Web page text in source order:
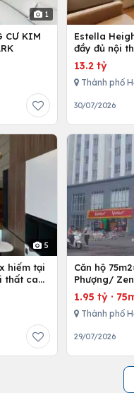
1
CƯ KIM
Estella
đầy đủ nội
13.2 tỷ
Thành phố
30/07/2026
5
hiếm tại
thất cao
Căn hộ
Phượng/
12,Tp. Hồ
1.95 tỷ ·
Thành phố
29/07/2026